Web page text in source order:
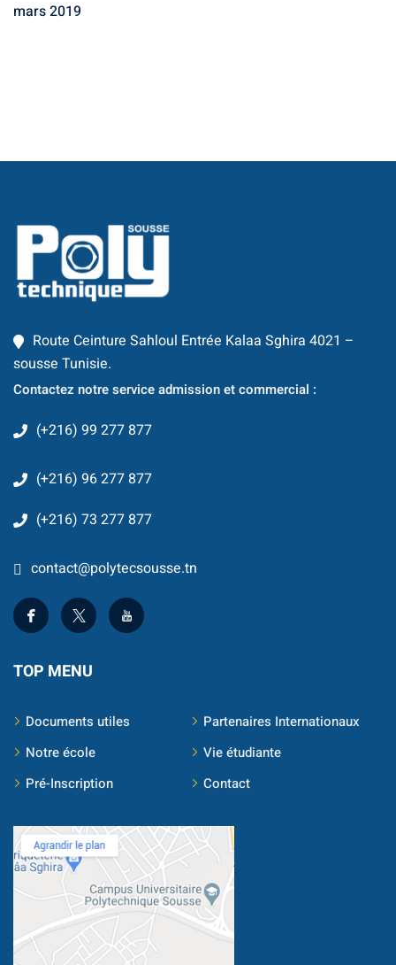
mars 2019
Route Ceinture Sahloul Entrée Kalaa Sghira 4021 –
sousse Tunisie.
Contactez notre service admission et commercial :
(+216) 99 277 877
(+216) 96 277 877
(+216) 73 277 877
contact@polytecsousse.tn
TOP MENU
Documents utiles
Partenaires Internationaux
Notre école
Vie étudiante
Pré-Inscription
Contact